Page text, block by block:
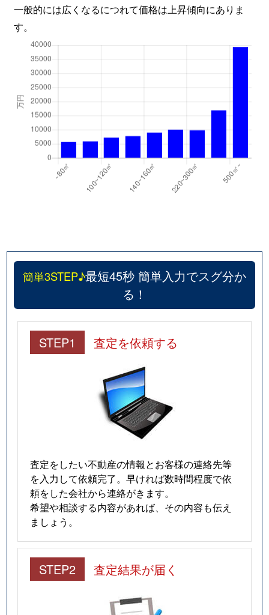
一般的には広くなるにつれて価格は上昇傾向にありま
す。
簡単3STEP♪最短45秒 簡単入力でスグ分か
る！
STEP1 査定を依頼する
査定をしたい不動産の情報とお客様の連絡先等
を入力して依頼完了。早ければ数時間程度で依
頼をした会社から連絡がきます。
希望や相談する内容があれば、その内容も伝え
ましょう。
STEP2 査定結果が届く